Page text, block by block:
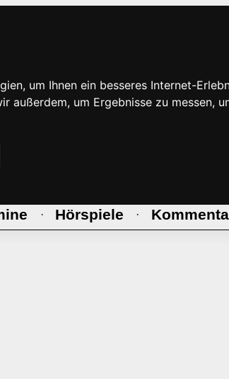
um Ihnen ein besseres Internet-
außerdem, um Ergebnisse zu messen,
· Hörspiele ·